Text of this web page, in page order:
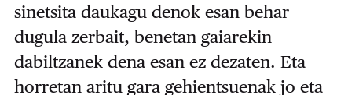
sinetsita daukagu denok esan behar
dugula zerbait, benetan gaiarekin
dabiltzanek dena esan ez dezaten. Eta
horretan aritu gara gehientsuenak jo eta